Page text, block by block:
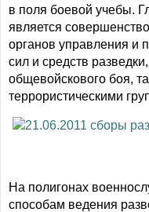
в поля боевой учебы.
является
органов управления и
сил и средств
общевойскового боя,
террористическими
На полигонах
способам ведения